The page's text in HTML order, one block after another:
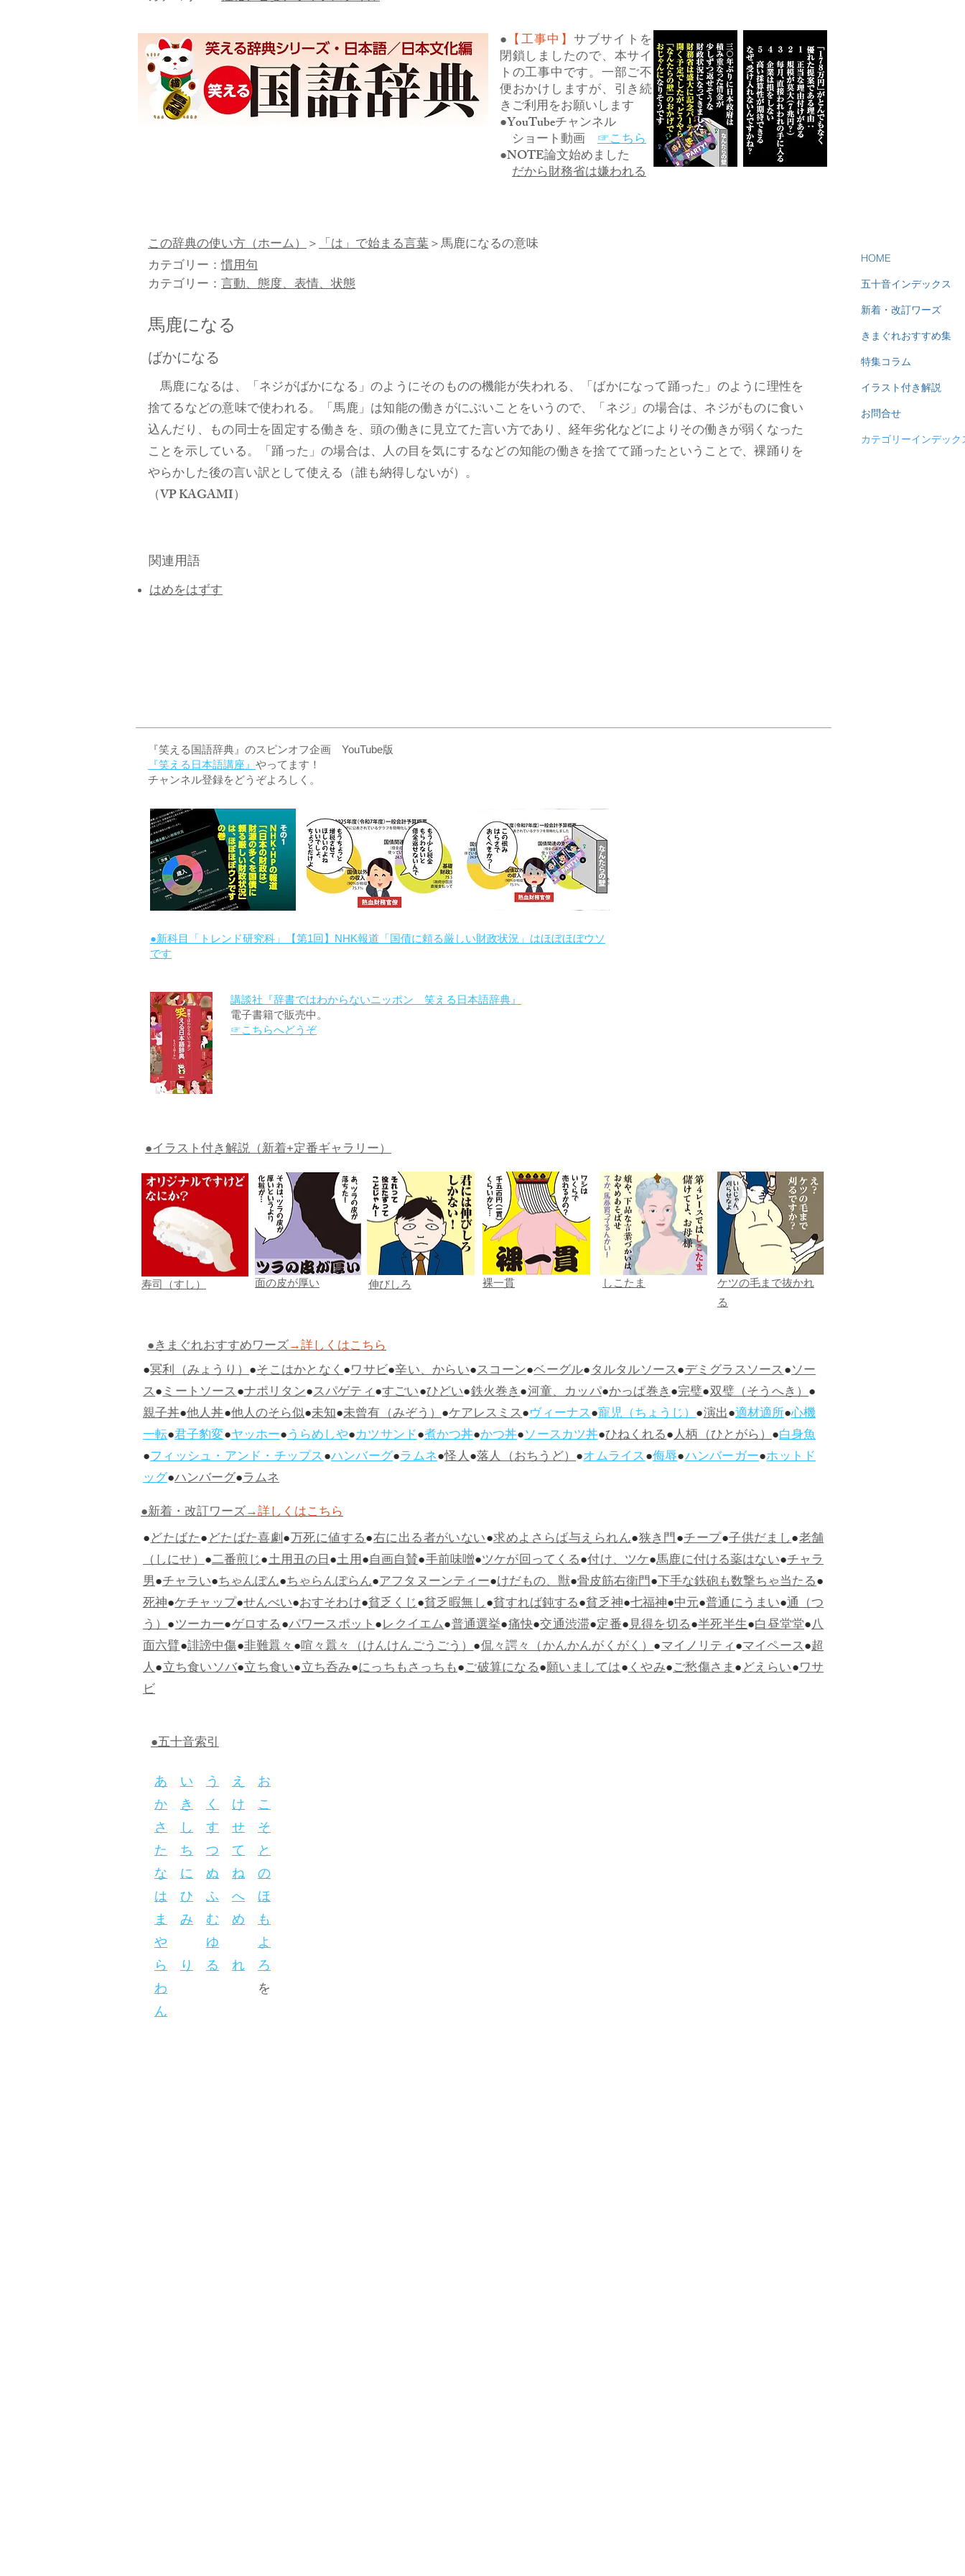
● 【工事中】サブサイトを
閉鎖しましたので、本サイ
トの工事中です。一部ご不
便おかけしますが、引き続
きご利用をお願いします
●YouTubeチャンネル
ショート動画 ☞こちら
●NOTE論文始めました
だから財務省は嫌われる
この辞典の使い方（ホーム）＞「は」で始まる言葉＞馬鹿になるの意味
カテゴリー：慣用句
カテゴリー： 言動、態度、表情、状態
​馬鹿になる
ばかになる
馬鹿になるは、「ネジがばかになる」のようにそのものの機能が失われる、「ばかになって踊った」のように理性を
捨てるなどの意味で使われる。「馬鹿」は知能の働きがにぶいことをいうので、「ネジ」の場合は、ネジがものに食い
込んだり、もの同士を固定する働きを、頭の働きに見立てた言い方であり、経年劣化などによりその働きが弱くなった
ことを示している。「踊った」の場合は、人の目を気にするなどの知能の働きを捨てて踊ったということで、裸踊りを
やらかした後の言い訳として使える（誰も納得しないが）。
​（VP KAGAMI）
関連用語
はめをはずす
HOME
五十音インデックス
新着・改訂ワーズ
きまぐれおすすめ集
特集コラム
イラスト付き解説
お問合せ
カテゴリーインデック
『笑える国語辞典』のスピンオフ企画 YouTube版
『笑える日本語講座』 やってます！
チャンネル登録をどうぞよろしく。
●新科目「トレンド研究科」【第1回】NHK報道「国債に頼る厳しい財政状況」はほぼほぼウソ
です
講談社『辞書ではわからないニッポン 笑える日本語辞典』
電子書籍で販売中。
☞こちらへどうぞ
●イラスト付き解説（新着+定番ギャラリー）
寿司（すし） 面の皮が厚い 伸びしろ 裸一貫 しこたま
ケツの毛まで抜かれ
る
●きまぐれおすすめワーズ→詳しくはこちら
●冥利（みょうり）●そこはかとなく●ワサビ●辛い、からい●スコーン●ベーグル●タルタルソース●デミグラスソース●ソー
ス●ミートソース●ナポリタン●スパゲティ●すごい●ひどい●鉄火巻き●河童、カッパ●かっぱ巻き●完璧●双璧（そうへき）●
親子丼●他人丼●他人のそら似●未知●未曾有（みぞう）●ケアレスミス●ヴィーナス●寵児（ちょうじ）●演出●適材適所●心機
一転●君子豹変●ヤッホー●うらめしや●カツサンド●煮かつ丼●かつ丼●ソースカツ丼●ひねくれる●人柄（ひとがら）●白身魚
●フィッシュ・アンド・チップス●ハンバーグ●ラムネ●怪人●落人（おちうど）●オムライス●侮辱●ハンバーガー●ホットド
ッグ●ハンバーグ●ラムネ
●新着・改訂ワーズ→詳しくはこちら
●どたばた●どたばた喜劇●万死に値する●右に出る者がいない●求めよさらば与えられん●狭き門●チープ●子供だまし●老舗
（しにせ）●二番煎じ●土用丑の日●土用●自画自賛●手前味噌●ツケが回ってくる●付け、ツケ●馬鹿に付ける薬はない●チャラ
男●チャラい●ちゃんぽん●ちゃらんぽらん●アフタヌーンティー●けだもの、獣●骨皮筋右衛門●下手な鉄砲も数撃ちゃ当たる●
死神●ケチャップ●せんべい●おすそわけ●貧乏くじ●貧乏暇無し●貧すれば鈍する●貧乏神●七福神●中元●普通にうまい●通（つ
う）●ツーカー●ゲロする●パワースポット●レクイエム●普通選挙●痛快●交通渋滞●定番●見得を切る●半死半生●白昼堂堂●八
面六臂●誹謗中傷●非難囂々●喧々囂々（けんけんごうごう）●侃々諤々（かんかんがくがく）●マイノリティ●マイペース●超
人●立ち食いソバ●立ち食い●立ち呑み●にっちもさっちも●ご破算になる●願いましては●くやみ●ご愁傷さま●どえらい●ワサ
ビ
●五十音索引
あ い う え お
か き く け こ
さ し す せ そ
た ち つ て と
な に ぬ ね の
は ひ ふ へ ほ
ま み む め も
や
ゆ
よ
ら り る れ ろ
わ を
ん